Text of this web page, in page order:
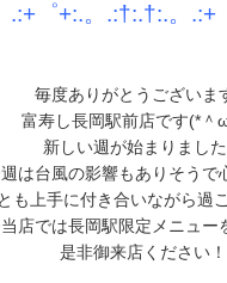
.:+゜+:.。.:†:.†:.。.:+
毎度ありがとうございま
富寿し長岡駅前店です(*＾
新しい週が始まりました
は台風の影響もありそうで
も上手に付き合いながら過
店では長岡駅限定メニュー
是非御来店ください！